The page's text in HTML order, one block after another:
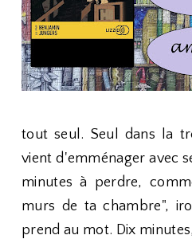
tout seul. Seul dans la
vient d'emménager avec
minutes à perdre,
murs de ta chambre",
prend au mot. Dix